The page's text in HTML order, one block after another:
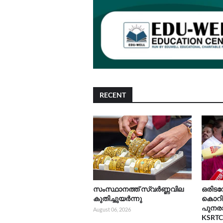
RECENT
സംസ്ഥാനത്ത് സ്വർണ്ണവില
കുതിച്ചുയർന്നു
August 06, 2026
KSRTC